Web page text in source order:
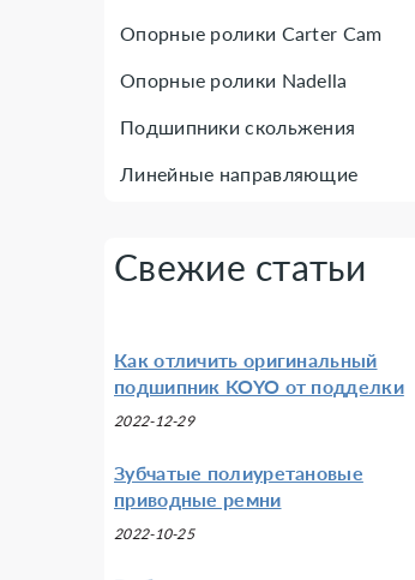
Опорные ролики Carter Cam
Опорные ролики Nadella
Подшипники скольжения
Линейные направляющие
Свежие статьи
Как отличить оригинальный
подшипник KOYO от подделки
2022-12-29
Зубчатые полиуретановые
приводные ремни
2022-10-25